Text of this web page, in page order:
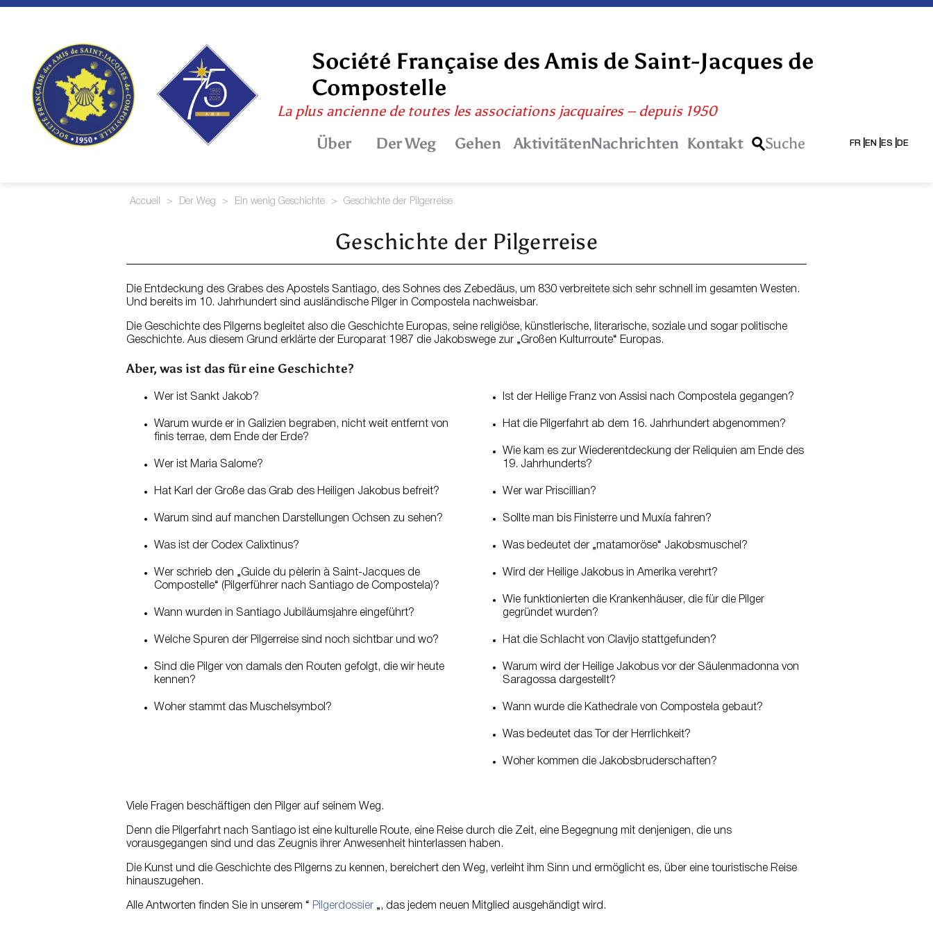
Skip
Société Française des Amis de Saint-Jacques de
Compostelle
La plus ancienne de toutes les associations jacquaires – depuis 1950
Über Der Weg Gehen AktivitätenNachrichten Kontakt Suche FR EN ES DE
Accueil > Der Weg > Ein wenig Geschichte > Geschichte der Pilgerreise
Geschichte der Pilgerreise
Die Entdeckung des Grabes des Apostels Santiago, des Sohnes des Zebedäus, um 830 verbreitete sich sehr schnell im gesamten Westen.
Und bereits im 10. Jahrhundert sind ausländische Pilger in Compostela nachweisbar.
Die Geschichte des Pilgerns begleitet also die Geschichte Europas, seine religiöse, künstlerische, literarische, soziale und sogar politische
Geschichte. Aus diesem Grund erklärte der Europarat 1987 die Jakobswege zur „Großen Kulturroute“ Europas.
Aber, was ist das für eine Geschichte?
Wer ist Sankt Jakob?
Warum wurde er in Galizien begraben, nicht weit entfernt von
finis terrae, dem Ende der Erde?
Wer ist Maria Salome?
Hat Karl der Große das Grab des Heiligen Jakobus befreit?
Warum sind auf manchen Darstellungen Ochsen zu sehen?
Was ist der Codex Calixtinus?
Wer schrieb den „Guide du pèlerin à Saint-Jacques de
Compostelle“ (Pilgerführer nach Santiago de Compostela)?
Wann wurden in Santiago Jubiläumsjahre eingeführt?
Welche Spuren der Pilgerreise sind noch sichtbar und wo?
Sind die Pilger von damals den Routen gefolgt, die wir heute
kennen?
Woher stammt das Muschelsymbol?
Ist der Heilige Franz von Assisi nach Compostela gegangen?
Hat die Pilgerfahrt ab dem 16. Jahrhundert abgenommen?
Wie kam es zur Wiederentdeckung der Reliquien am Ende des
19. Jahrhunderts?
Wer war Priscillian?
Sollte man bis Finisterre und Muxía fahren?
Was bedeutet der „matamoröse“ Jakobsmuschel?
Wird der Heilige Jakobus in Amerika verehrt?
Wie funktionierten die Krankenhäuser, die für die Pilger
gegründet wurden?
Hat die Schlacht von Clavijo stattgefunden?
Warum wird der Heilige Jakobus vor der Säulenmadonna von
Saragossa dargestellt?
Wann wurde die Kathedrale von Compostela gebaut?
Was bedeutet das Tor der Herrlichkeit?
Woher kommen die Jakobsbruderschaften?
Viele Fragen beschäftigen den Pilger auf seinem Weg.
Denn die Pilgerfahrt nach Santiago ist eine kulturelle Route, eine Reise durch die Zeit, eine Begegnung mit denjenigen, die uns
vorausgegangen sind und das Zeugnis ihrer Anwesenheit hinterlassen haben.
Die Kunst und die Geschichte des Pilgerns zu kennen, bereichert den Weg, verleiht ihm Sinn und ermöglicht es, über eine touristische Reise
hinauszugehen.
Alle Antworten finden Sie in unserem “ Pilgerdossier „, das jedem neuen Mitglied ausgehändigt wird.